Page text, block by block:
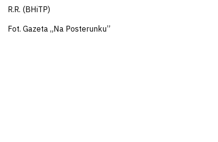
R.R. (BHiTP)
Fot. Gazeta „Na Posterunku”